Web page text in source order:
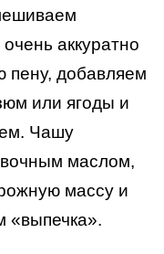
аккуратно
пену, добавляем
или ягоды и
Чашу
маслом,
массу и
«выпечка».